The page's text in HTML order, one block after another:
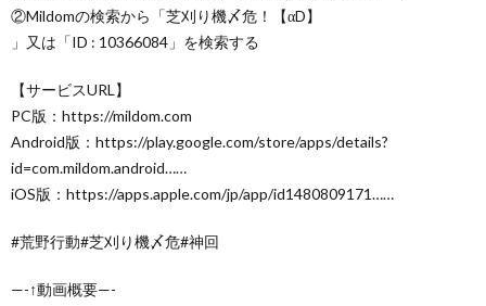
②Mildomの検索から「芝刈り機〆危！【αD】
」又は「ID : 10366084」を検索する
【サービスURL】
PC版：https://mildom.com
Android版：https://play.google.com/store/apps/details?
id=com.mildom.android……
iOS版：https://apps.apple.com/jp/app/id1480809171……
#荒野行動#芝刈り機〆危#神回
—-↑動画概要—-